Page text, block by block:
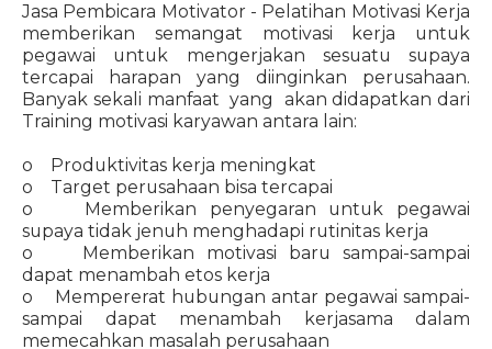
Jasa Pembicara Motivator - Pelatihan Motivasi Kerja
memberikan semangat motivasi kerja untuk
pegawai untuk mengerjakan sesuatu supaya
tercapai harapan yang diinginkan perusahaan.
Banyak sekali manfaat yang akan didapatkan dari
Training motivasi karyawan antara lain:
o Produktivitas kerja meningkat
o Target perusahaan bisa tercapai
o Memberikan penyegaran untuk pegawai
supaya tidak jenuh menghadapi rutinitas kerja
o Memberikan motivasi baru sampai-sampai
dapat menambah etos kerja
o Mempererat hubungan antar pegawai sampai-
sampai dapat menambah kerjasama dalam
memecahkan masalah perusahaan